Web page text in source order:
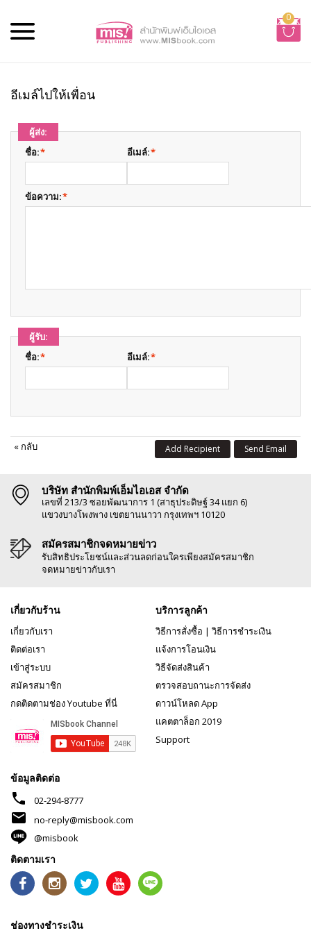
0
อีเมล์ไปให้เพื่อน
ผู้ส่ง:
*
ชื่อ: *
อีเมล์:
*
ข้อความ:
ผู้รับ:
*
ชื่อ: *
อีเมล์:
« กลับ Send Email
Add Recipient
บริษัท สำนักพิมพ์เอ็มไอเอส จำกัด
เลขที่ 213/3 ซอยพัฒนาการ 1 (สาธุประดิษฐ์ 34 แยก 6)
แขวงบางโพงพาง เขตยานนาวา กรุงเทพฯ 10120
สมัครสมาชิกจดหมายข่าว
รับสิทธิประโยชน์และส่วนลดก่อนใครเพียงสมัครสมาชิก
จดหมายข่าวกับเรา
เกี่ยวกับร้าน
เกี่ยวกับเรา
ติดต่อเรา
เข้าสู่ระบบ
สมัครสมาชิก
กดติดตามช่อง Youtube ที่นี่
บริการลูกค้า
วิธีการสั่งซื้อ | วิธีการชำระเงิน
แจ้งการโอนเงิน
วิธีจัดส่งสินค้า
ตรวจสอบถานะการจัดส่ง
ดาวน์โหลด App
แคตตาล็อก 2019
Support
ข้อมูลติดต่อ
phone 02-294-8777
mail
no-reply@misbook.com
@misbook
ติดตามเรา
ช่องทางชำระเงิน